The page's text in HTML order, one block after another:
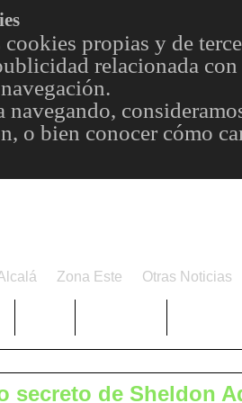
propias y de
relacionada
navegando,
o bien conocer cómo
Zona Este Otras Noticias
secreto de Sheldon